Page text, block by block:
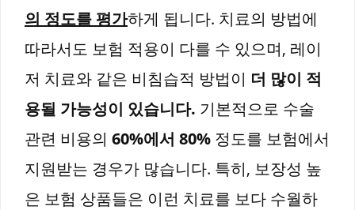
의 정도를 평가하게 됩니다. 치료의 방법에
따라서도 보험 적용이 다를 수 있으며, 레이
저 치료와 같은 비침습적 방법이 더 많이 적
용될 가능성이 있습니다. 기본적으로 수술
관련 비용의 60%에서 80% 정도를 보험에서
지원받는 경우가 많습니다. 특히, 보장성 높
은 보험 상품들은 이런 치료를 보다 수월하